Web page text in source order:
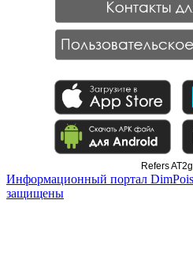
Refers
Информационный портал
защищены